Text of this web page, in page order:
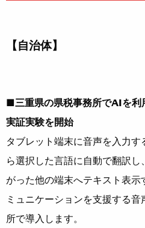
【自治体】
■三重県の県税事務所でAIを利
実証実験を開始
タブレット端末に音声を入力
ら選択した言語に自動で翻訳
がった他の端末へテキスト表示
ミュニケーションを支援する
所で導入します。